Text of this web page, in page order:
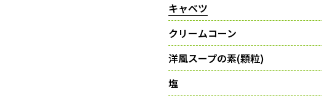
キャベツ
クリームコーン
洋風スープの素(顆粒)
塩